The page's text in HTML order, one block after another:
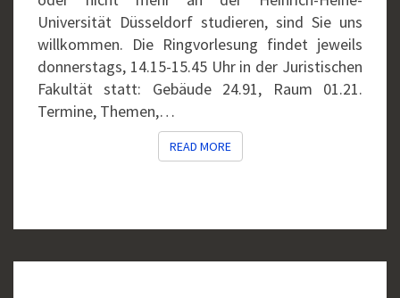
Universität Düsseldorf studieren, sind Sie uns
willkommen. Die Ringvorlesung findet jeweils
donnerstags, 14.15-15.45 Uhr in der Juristischen
Fakultät statt: Gebäude 24.91, Raum 01.21.
Termine, Themen,…
READ MOREREAD MORE